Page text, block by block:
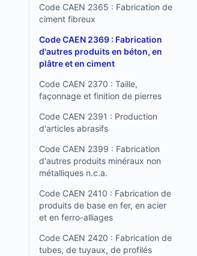
Code CAEN 2365 : Fabrication de
ciment fibreux
Code CAEN 2369 : Fabrication
d'autres produits en béton, en
plâtre et en ciment
Code CAEN 2370 : Taille,
façonnage et finition de pierres
Code CAEN 2391 : Production
d'articles abrasifs
Code CAEN 2399 : Fabrication
d'autres produits minéraux non
métalliques n.c.a.
Code CAEN 2410 : Fabrication de
produits de base en fer, en acier
et en ferro-alliages
Code CAEN 2420 : Fabrication de
tubes, de tuyaux, de profilés